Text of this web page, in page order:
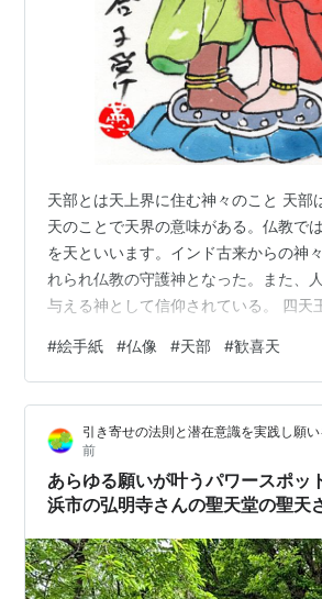
天部とは天上界に住む神々のこと 天部
天のことで天界の意味がある。仏教で
を天といいます。インド古来からの神
れられ仏教の守護神となった。また、
与える神として信仰されている。 四天
女像、鬼子母神、荼吉尼天などの鬼神
その他大黒天、 韋駄天、摩利支天、仁
十二神将、技芸天、二十八部衆なども
らの神々は仏教的な姿に調整され、ま
で仏教に取り入れられたので仏教の姿
ものが多いのです。 主な明王 ①梵
#絵手紙 #仏像 #天部 #歓喜天
引き寄せの法則と潜在意識を実践し願
前
あらゆる願いが叶うパワースポッ
浜市の弘明寺さんの聖天堂の聖天